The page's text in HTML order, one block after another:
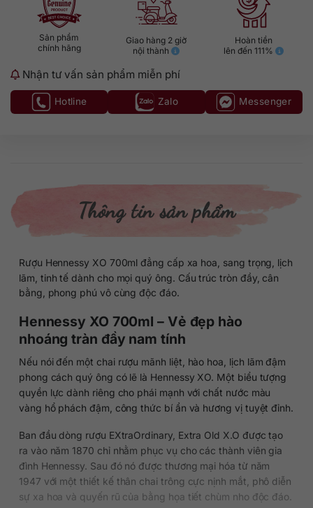
Sản phẩm
chính hãng
Giao hàng 2 giờ
nội thành
Hoàn tiền
lên đến 111%
Nhận tư vấn sản phẩm miễn phí
Hotline Zalo Messenger
Thông tin sản phẩm
Rượu Hennessy XO 700ml đẳng cấp xa hoa, sang trọng, lịch
lãm, tinh tế dành cho mọi quý ông. Cấu trúc tròn đầy, cân
bằng, phong phú vô cùng độc đáo.
Hennessy XO 700ml – Vẻ đẹp hào
nhoáng tràn đầy nam tính
Nếu nói đến một chai rượu mãnh liệt, hào hoa, lịch lãm đậm
phong cách quý ông có lẽ là Hennessy XO. Một biểu tượng
quyền lực dành riêng cho phái mạnh với chất nước màu
vàng hổ phách đậm, công thức bí ẩn và hương vị tuyệt đỉnh.
Ban đầu dòng rượu EXtraOrdinary, Extra Old X.O được tạo
ra vào năm 1870 chỉ nhằm phục vụ cho các thành viên gia
đình Hennessy. Sau đó nó được thương mại hóa từ năm
1947 với một thiết kế thân chai trông cực nịnh mắt, phô diễn
sự xa hoa và quyến rũ của bằng họa tiết chùm nho độc đáo.